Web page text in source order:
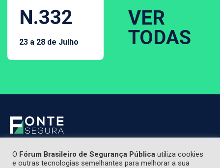
N.332
23 a 28 de Julho
VER
TODAS
O Fórum Brasileiro de Segurança Pública utiliza cookies
e outras tecnologias semelhantes para melhorar a sua